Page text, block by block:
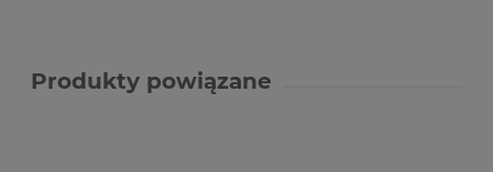
Produkty powiązane